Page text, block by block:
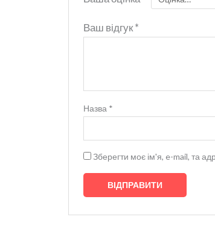
Ваш відгук*
Назва *
Зберегти моє ім'я, e-mail, та